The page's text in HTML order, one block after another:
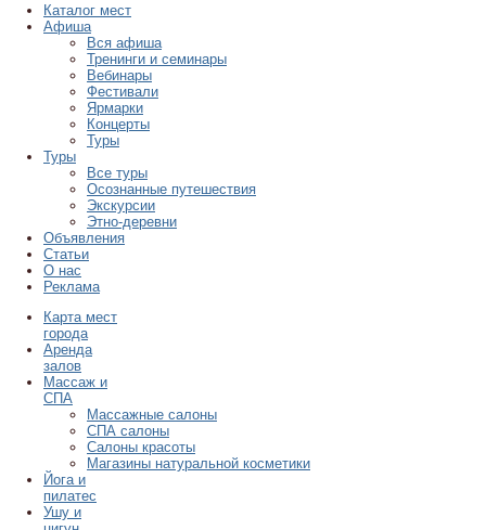
Каталог мест
Афиша
Вся афиша
Тренинги и семинары
Вебинары
Фестивали
Ярмарки
Концерты
Туры
Туры
Все туры
Осознанные путешествия
Экскурсии
Этно-деревни
Объявления
Статьи
О нас
Реклама
Карта мест
города
Аренда
залов
Массаж и
СПА
Массажные салоны
СПА салоны
Салоны красоты
Магазины натуральной косметики
Йога и
пилатес
Ушу и